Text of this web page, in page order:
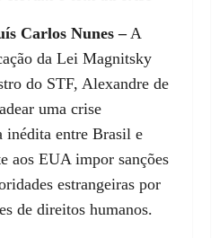
Carlos Nunes –A
da Lei Magnitsky
do STF, Alexandre de
uma crise
entre Brasil e
aos EUA impor sanções
estrangeiras por
de direitos humanos.